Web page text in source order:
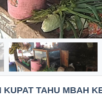
KUPAT TAHU MBAH